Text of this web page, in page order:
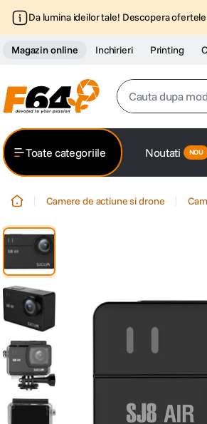
Da lumina ideilor tale! Descopera
Magazin online Inchirieri Printing
Cauta dupa
2. trepied
7. card
8 sony fx
Toate categoriile Noutati
Camere de actiune si drone